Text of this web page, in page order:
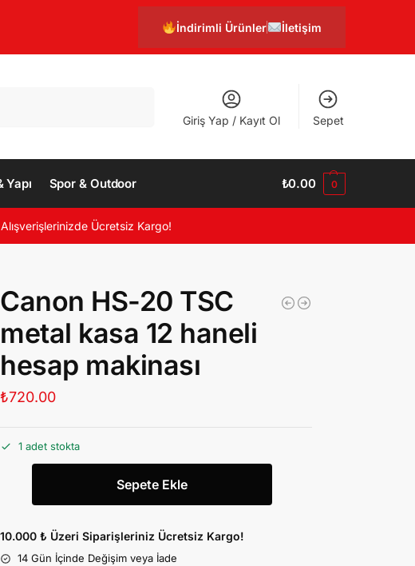
İndirimli Ürünler İletişim
Giriş Yap / Kayıt Ol Sepet
Yapı Spor & Outdoor ₺0.00 0
Ücretsiz Kargo!
Canon HS-20 TSC
metal kasa 12 haneli
hesap makinası
₺720.00
1 adet stokta
Sepete Ekle
10.000 ₺ Üzeri Siparişleriniz Ücretsiz Kargo!
14 Gün İçinde Değişim veya İade